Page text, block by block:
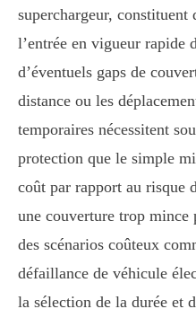
superchargeur, constituent
l’entrée en vigueur rapide
d’éventuels gaps de
distance ou les
temporaires nécessitent
protection que le simple
coût par rapport au risque
une couverture trop mince
des scénarios coûteux
défaillance de véhicule
la sélection de la durée et